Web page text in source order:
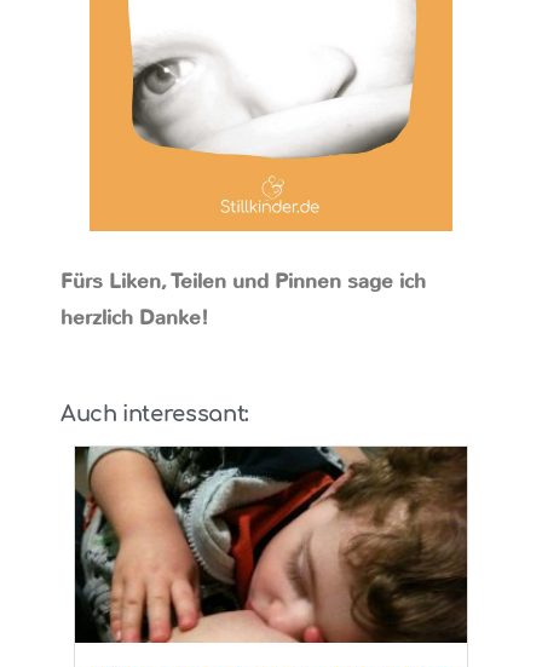
Fürs Liken, Teilen und Pinnen sage ich
herzlich Danke!
Auch interessant: